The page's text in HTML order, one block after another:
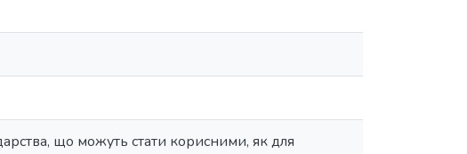
що можуть стати корисними, як для